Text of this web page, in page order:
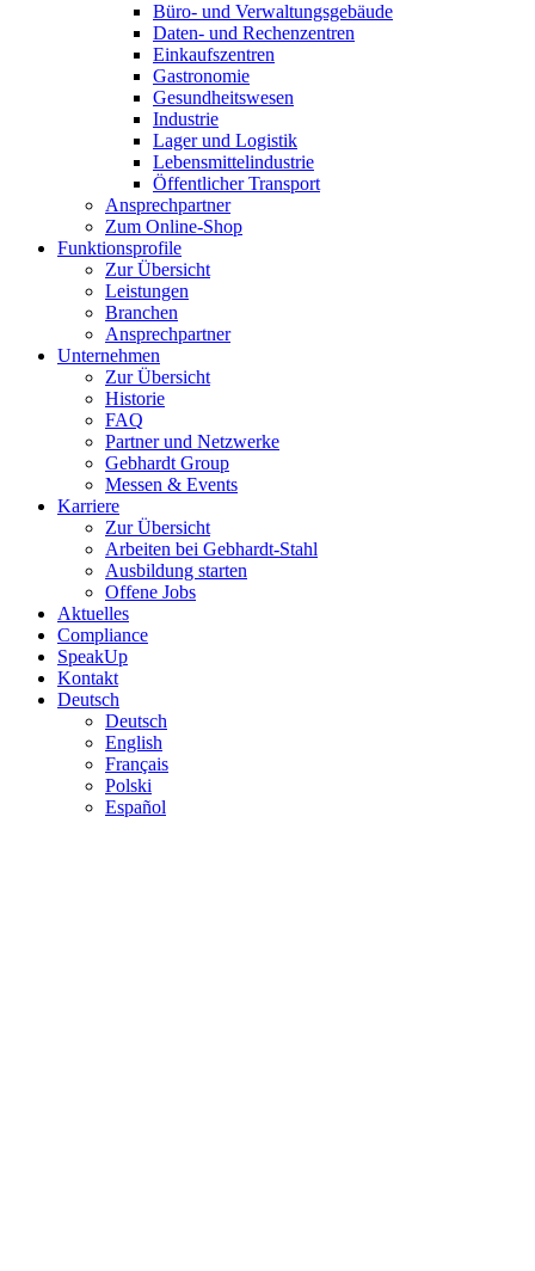
Büro- und Verwaltungsgebäude
Daten- und Rechenzentren
Einkaufszentren
Gastronomie
Gesundheitswesen
Industrie
Lager und Logistik
Lebensmittelindustrie
Öffentlicher Transport
Ansprechpartner
Zum Online-Shop
Funktionsprofile
Zur Übersicht
Leistungen
Branchen
Ansprechpartner
Unternehmen
Zur Übersicht
Historie
FAQ
Partner und Netzwerke
Gebhardt Group
Messen & Events
Karriere
Zur Übersicht
Arbeiten bei Gebhardt-Stahl
Ausbildung starten
Offene Jobs
Aktuelles
Compliance
SpeakUp
Kontakt
Deutsch
Deutsch
English
Français
Polski
Español